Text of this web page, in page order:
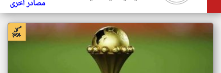
مصادر أخرى